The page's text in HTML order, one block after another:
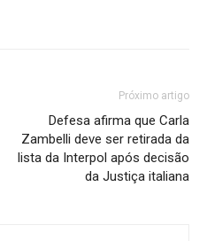
Próximo artigo
Defesa afirma que Carla
Zambelli deve ser retirada da
lista da Interpol após decisão
da Justiça italiana